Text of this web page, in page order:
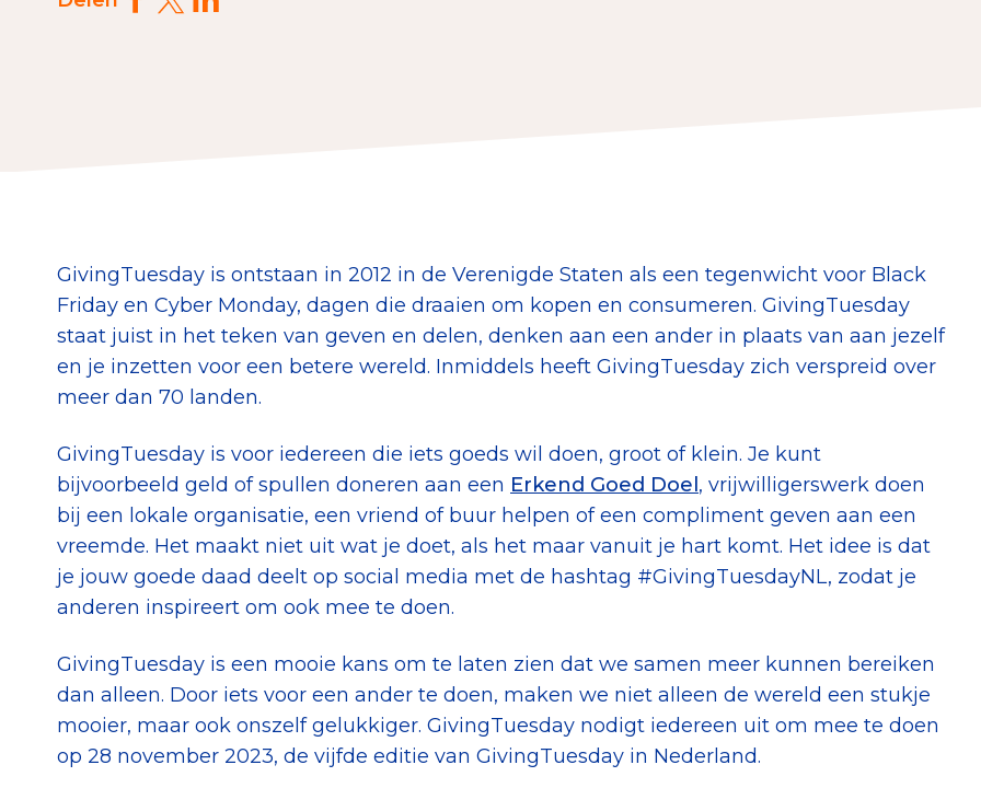
GivingTuesday is ontstaan in 2012 in de Verenigde Staten als een tegenwicht voor Black
Friday en Cyber Monday, dagen die draaien om kopen en consumeren. GivingTuesday
staat juist in het teken van geven en delen, denken aan een ander in plaats van aan jezelf
en je inzetten voor een betere wereld. Inmiddels heeft GivingTuesday zich verspreid over
meer dan 70 landen.
GivingTuesday is voor iedereen die iets goeds wil doen, groot of klein. Je kunt
bijvoorbeeld geld of spullen doneren aan een Erkend Goed Doel , vrijwilligerswerk doen
bij een lokale organisatie, een vriend of buur helpen of een compliment geven aan een
vreemde. Het maakt niet uit wat je doet, als het maar vanuit je hart komt. Het idee is dat
je jouw goede daad deelt op social media met de hashtag #GivingTuesdayNL, zodat je
anderen inspireert om ook mee te doen.
GivingTuesday is een mooie kans om te laten zien dat we samen meer kunnen bereiken
dan alleen. Door iets voor een ander te doen, maken we niet alleen de wereld een stukje
mooier, maar ook onszelf gelukkiger. GivingTuesday nodigt iedereen uit om mee te doen
op 28 november 2023, de vijfde editie van GivingTuesday in Nederland.